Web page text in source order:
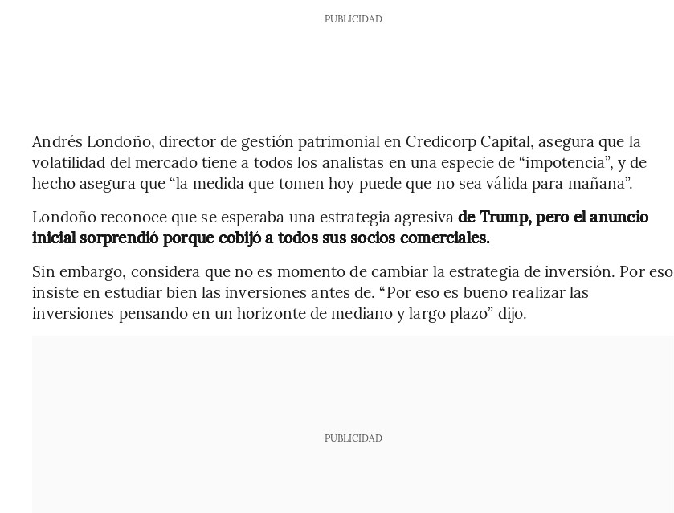
PUBLICIDAD
Andrés Londoño, director de gestión patrimonial en Credicorp Capital, asegura que la
volatilidad del mercado tiene a todos los analistas en una especie de “impotencia”, y de
hecho asegura que “la medida que tomen hoy puede que no sea válida para mañana”.
Londoño reconoce que se esperaba una estrategia agresivade Trump, pero el anuncio
inicial sorprendió porque cobijó a todos sus socios comerciales.
Sin embargo, considera que no es momento de cambiar la estrategia de inversión. Por eso
insiste en estudiar bien las inversiones antes de. “Por eso es bueno realizar las
inversiones pensando en un horizonte de mediano y largo plazo” dijo.
PUBLICIDAD